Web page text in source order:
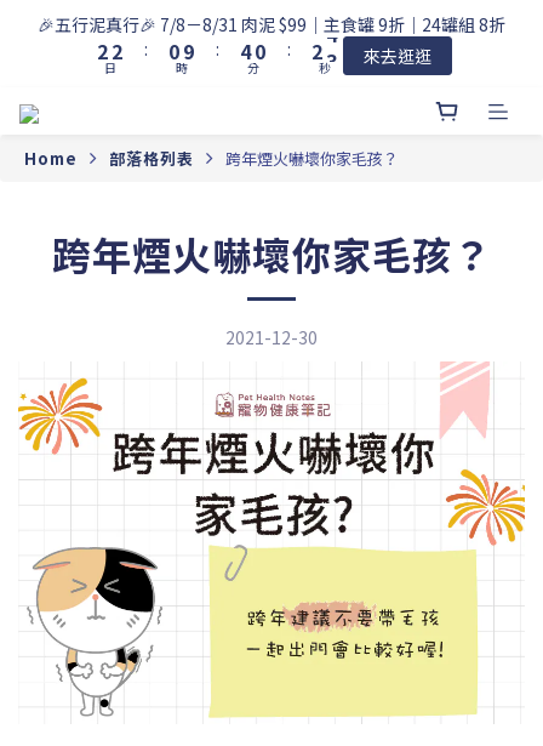
🎉五行泥真行🎉 7/8－8/31 肉泥 $99｜主食罐 9折｜24罐組 8折
3
2
1
3
2
1
日
:
1
09
8
5
2
1
時
:
5
4
3
0
1
0
分
:
3
2
1
4
3
2
秒 來去逛逛
Home 部落格列表 跨年煙火嚇壞你家毛孩？
跨年煙火嚇壞你家毛孩？
2021-12-30